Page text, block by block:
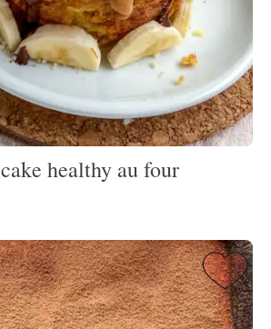
healthy au four